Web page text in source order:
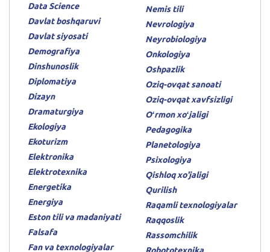
Data Science
Davlat boshqaruvi
Davlat siyosati
Demografiya
Dinshunoslik
Diplomatiya
Dizayn
Dramaturgiya
Ekologiya
Ekoturizm
Elektronika
Elektrotexnika
Energetika
Energiya
Eston tili va madaniyati
Falsafa
Fan va texnologiyalar
Nemis tili
Nevrologiya
Neyrobiologiya
Onkologiya
Oshpazlik
Oziq-ovqat sanoati
Oziq-ovqat xavfsizligi
Oʻrmon xoʻjaligi
Pedagogika
Planetologiya
Psixologiya
Qishloq xo'jaligi
Qurilish
Raqamli texnologiyalar
Raqqoslik
Rassomchilik
Robototexnika